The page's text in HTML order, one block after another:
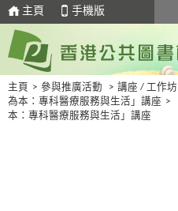
主頁 手機版
主頁 > 參與推廣活動 > 講座 / 工作坊
為本：專科醫療服務與生活」講座 >
本：專科醫療服務與生活」講座